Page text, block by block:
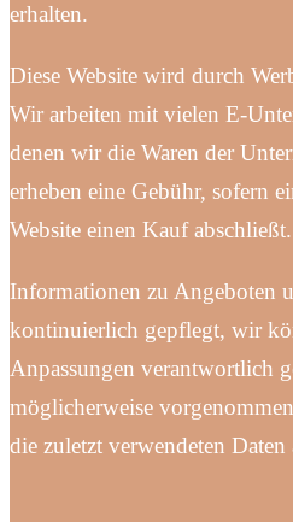
erhalten.
Diese Website wird durch
Wir arbeiten mit vielen E-
denen wir die Waren der
erheben eine Gebühr, sofern
Website einen Kauf abschließt.
Informationen zu Angeboten
kontinuierlich gepflegt, wir
Anpassungen verantwortlich
möglicherweise
die zuletzt verwendeten